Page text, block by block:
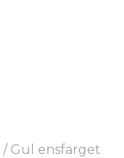
/Gul ensfarget